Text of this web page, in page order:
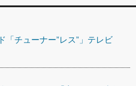
チューナー”レス”」テレビ